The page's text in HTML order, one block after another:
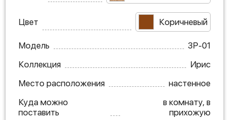
Цвет Коричневый
Модель
ЗР-01
Коллекция
Ирис
Место расположения
настенное
Куда можно
поставить
в комнату, в
прихожую